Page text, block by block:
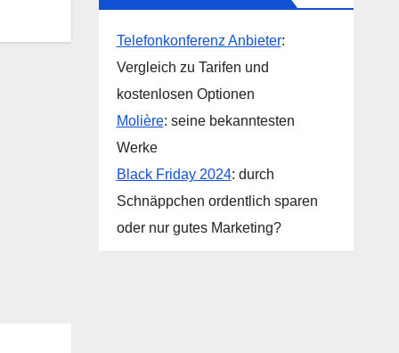
Telefonkonferenz Anbieter:
Vergleich zu Tarifen und
kostenlosen Optionen
Molière: seine bekanntesten
Werke
Black Friday 2024: durch
Schnäppchen ordentlich sparen
oder nur gutes Marketing?